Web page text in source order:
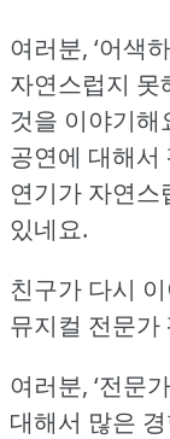
여러분, ‘어색
자연스럽지 못
것을 이야기해
공연에 대해서
연기가 자연
있네요.
친구가 다시
뮤지컬 전문가
여러분, ‘전문
대해서 많은